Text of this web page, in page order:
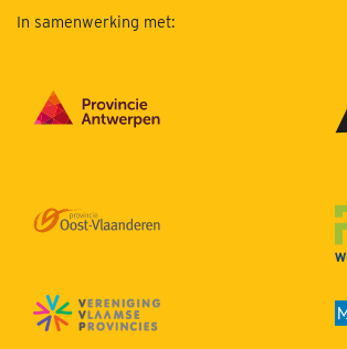
In samenwerking met: